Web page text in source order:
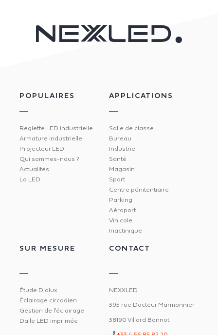
POPULAIRES
Réglette LED industrielle
Armature industrielle
Projecteur LED
Qui sommes-nous ?
Actualités
La LED
APPLICATIONS
Salle de classe
Bureau
Industrie
Santé
Magasin
Sport
Centre pénitentiaire
Parking
Aéroport
Vinicole
Inactinique
SUR MESURE
Étude Dialux
Éclairage circadien
Gestion de l'éclairage
Dalle LED imprimée
CONTACT
NEXXLED
395 rue Docteur Marmonnier
38190 Villard Bonnot